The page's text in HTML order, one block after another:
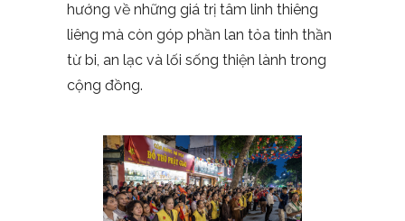
hướng về những giá trị tâm linh thiêng
liêng mà còn góp phần lan tỏa tinh thần
từ bi, an lạc và lối sống thiện lành trong
cộng đồng.